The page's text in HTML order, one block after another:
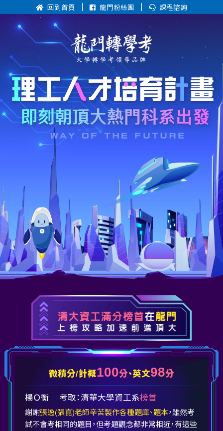
回到首頁 龍門粉絲團 課程諮詢
微積分/計概100分、英文98分
楊Ｏ衡 考取：清華大學資工系榜首
謝謝張逸(張崑)老師辛苦製作各種題庫、題本，雖然考
試不會考相同的題目，但考題觀念都非常相近，有這些